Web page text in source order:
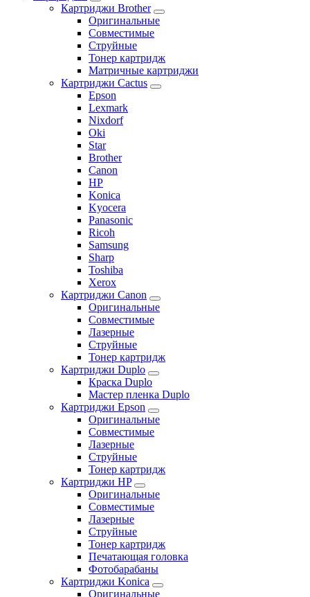
Картриджи Brother
Оригинальные
Совместимые
Струйные
Тонер картридж
Матричные картриджи
Картриджи Cactus
Epson
Lexmark
Nixdorf
Oki
Star
Brother
Canon
HP
Konica
Kyocera
Panasonic
Ricoh
Samsung
Sharp
Toshiba
Xerox
Картриджи Canon
Оригинальные
Совместимые
Лазерные
Струйные
Тонер картридж
Картриджи Duplo
Краска Duplo
Мастер пленка Duplo
Картриджи Epson
Оригинальные
Совместимые
Лазерные
Струйные
Тонер картридж
Картриджи HP
Оригинальные
Совместимые
Лазерные
Струйные
Тонер картридж
Печатающая головка
Фотобарабаны
Картриджи Konica
Оригинальные